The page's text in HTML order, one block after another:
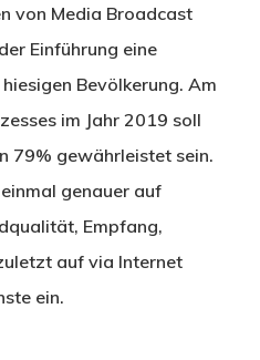
von Media Broadcast
Einführung eine
Bevölkerung. Am
im Jahr 2019 soll
79% gewährleistet sein.
genauer auf
Empfang,
auf via Internet
ein.